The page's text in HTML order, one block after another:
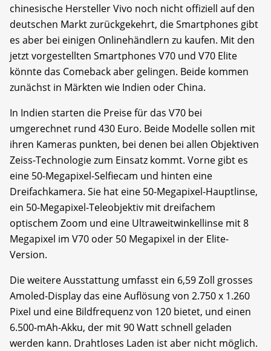
chinesische Hersteller Vivo noch nicht offiziell auf den
deutschen Markt zurückgekehrt, die Smartphones gibt
es aber bei einigen Onlinehändlern zu kaufen. Mit den
jetzt vorgestellten Smartphones V70 und V70 Elite
könnte das Comeback aber gelingen. Beide kommen
zunächst in Märkten wie Indien oder China.
In Indien starten die Preise für das V70 bei
umgerechnet rund 430 Euro. Beide Modelle sollen mit
ihren Kameras punkten, bei denen bei allen Objektiven
Zeiss-Technologie zum Einsatz kommt. Vorne gibt es
eine 50-Megapixel-Selfiecam und hinten eine
Dreifachkamera. Sie hat eine 50-Megapixel-Hauptlinse,
ein 50-Megapixel-Teleobjektiv mit dreifachem
optischem Zoom und eine Ultraweitwinkellinse mit 8
Megapixel im V70 oder 50 Megapixel in der Elite-
Version.
Die weitere Ausstattung umfasst ein 6,59 Zoll grosses
Amoled-Display das eine Auflösung von 2.750 x 1.260
Pixel und eine Bildfrequenz von 120 bietet, und einen
6.500-mAh-Akku, der mit 90 Watt schnell geladen
werden kann. Drahtloses Laden ist aber nicht möglich.